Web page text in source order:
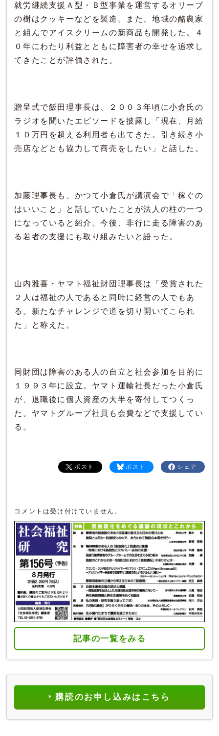
就労継続支援Ａ型・Ｂ型事業を運営するオリーブ
の樹はクッキーなどを製造。また、地域の酪農家
と組んでアイスクリームの新商品も開発した。４
０年にわたり利益とともに障害者の幸せを追求し
てきたことが評価された。
贈呈式で飯田理事長は、２００３年頃に小倉氏の
ラジオを聞いたエピソードを披露し「現在、月給
１０万円を超える利用者も出てきた。引き続き小
売店などとも協力して商売をしたい」と話した。
加藤理事長も、かつて小倉氏が講演会で「稼ぐの
はいいこと」と話していたことが法人の柱の一つ
になっていると紹介。今後、非行に走る障害のあ
る若者の支援にも取り組みたいと語った。
山内雅喜・ヤマト福祉財団理事長は「受賞された
２人は福祉の人であると同時に経営の人でもあ
る。新たなチャレンジで道を切り開いてこられ
た」と称えた。
同財団は障害のある人の自立と社会参加を目的に
１９９３年に設立。ヤマト運輸社長だった小倉氏
が、退職後に個人資産の大半を寄付してつくっ
た。ヤマトグループ社員も会費などで支援してい
る。
シェア
ポスト
ポスト
コメントは受け付けていません。
記事の一覧をみる
購読のお申し込みはこちら